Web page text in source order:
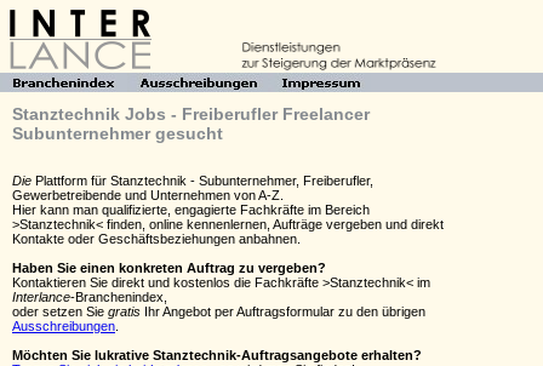
Stanztechnik Jobs - Freiberufler Freelancer
Subunternehmer gesucht
Die Plattform für Stanztechnik - Subunternehmer, Freiberufler,
Gewerbetreibende und Unternehmen von A-Z.
Hier kann man qualifizierte, engagierte Fachkräfte im Bereich
>Stanztechnik< finden, online kennenlernen, Aufträge vergeben und direkt
Kontakte oder Geschäftsbeziehungen anbahnen.
Haben Sie einen konkreten Auftrag zu vergeben?
Kontaktieren Sie direkt und kostenlos die Fachkräfte >Stanztechnik< im
Interlance-Branchenindex,
oder setzen Sie gratis Ihr Angebot per Auftragsformular zu den übrigen
Ausschreibungen
Möchten Sie lukrative Stanztechnik-Auftragsangebote erhalten?